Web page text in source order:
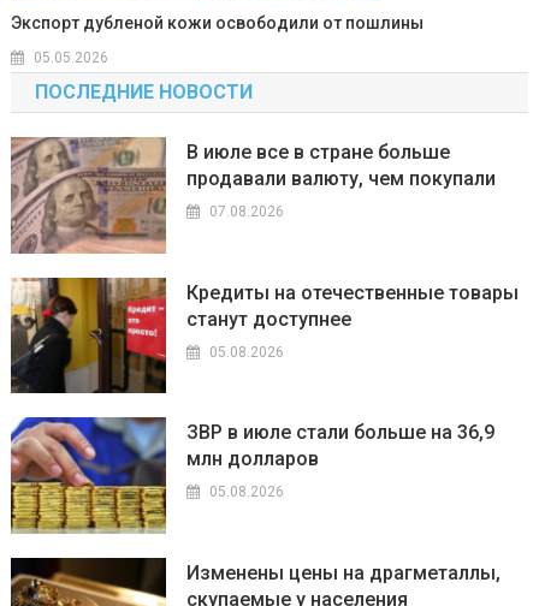
Экспорт дубленой кожи освободили от пошлины
05.05.2026
ПОСЛЕДНИЕ НОВОСТИ
В июле все в стране больше
продавали валюту, чем покупали
07.08.2026
Кредиты на отечественные товары
станут доступнее
05.08.2026
ЗВР в июле стали больше на 36,9
млн долларов
05.08.2026
Изменены цены на драгметаллы,
скупаемые у населения